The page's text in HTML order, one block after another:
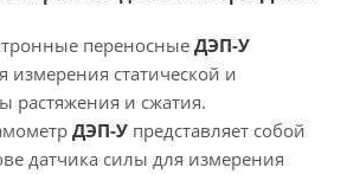
переносные ДЭП-У
измерения статической и
растяжения и сжатия.
ДЭП-У представляет собой
датчика силы для измерения